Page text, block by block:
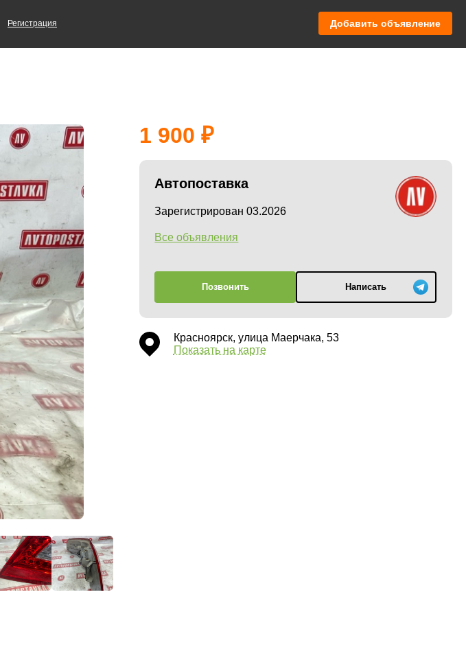
Регистрация Добавить объявление
1 900
Автопоставка
Зарегистрирован 03.2026
Все объявления
Позвонить Написать
Красноярск, улица Маерчака, 53
Показать на карте